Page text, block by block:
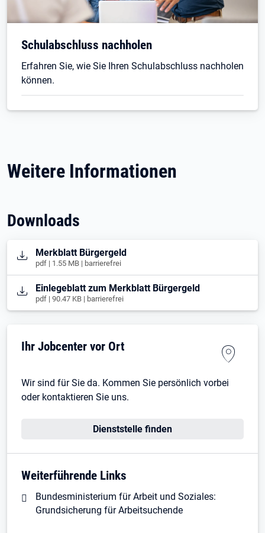
Schulabschluss nachholen
Erfahren Sie, wie Sie Ihren Schulabschluss nachholen
können.
Weitere Informationen
Downloads
Öffnet in neuem Tab
Merkblatt Bürgergeld
pdf | 1.55 MB | barrierefrei
Öffnet in neuem Tab
Einlegeblatt zum Merkblatt Bürgergeld
pdf | 90.47 KB | barrierefrei
Ihr Jobcenter vor Ort
Wir sind für Sie da. Kommen Sie persönlich vorbei
oder kontaktieren Sie uns.
Dienststelle finden
Weiterführende Links
Bundesministerium für Arbeit und Soziales:
Grundsicherung für Arbeitsuchende